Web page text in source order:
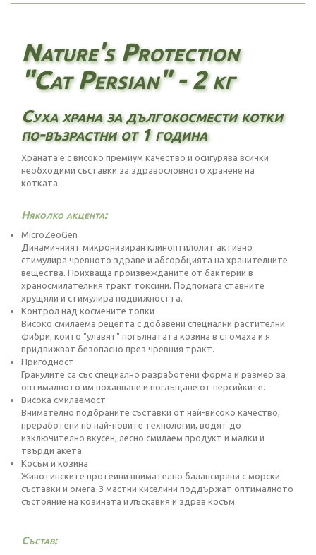
Nature's Protection
"Cat Persian" - 2 кг
Суха храна за дългокосмести котки
по-възрастни от 1 година
Храната е с високо премиум качество и осигурява всички
необходими съставки за здравословното хранене на
котката.
Няколко акцента:
MicroZeoGen
Динамичният микронизиран клиноптилолит активно
стимулира чревното здраве и абсорбцията на хранителните
вещества. Прихваща произвежданите от бактерии в
храносмилателния тракт токсини. Подпомага ставните
хрущяли и стимулира подвижността.
Контрол над космените топки
Високо смилаема рецепта с добавени специални растителни
фибри, които "улавят" погълнатата козина в стомаха и я
придвижват безопасно през чревния тракт.
Пригодност
Гранулите са със специално разработени форма и размер за
оптималното им похапване и поглъщане от персийките.
Висока смилаемост
Внимателно подбраните съставки от най-високо качество,
преработени по най-новите технологии, водят до
изключително вкусен, лесно смилаем продукт и малки и
твърди акета.
Косъм и козина
Животинските протеини внимателно балансирани с морски
съставки и омега-3 мастни киселини поддържат оптималното
състояние на козината и лъскавия и здрав косъм.
Състав: